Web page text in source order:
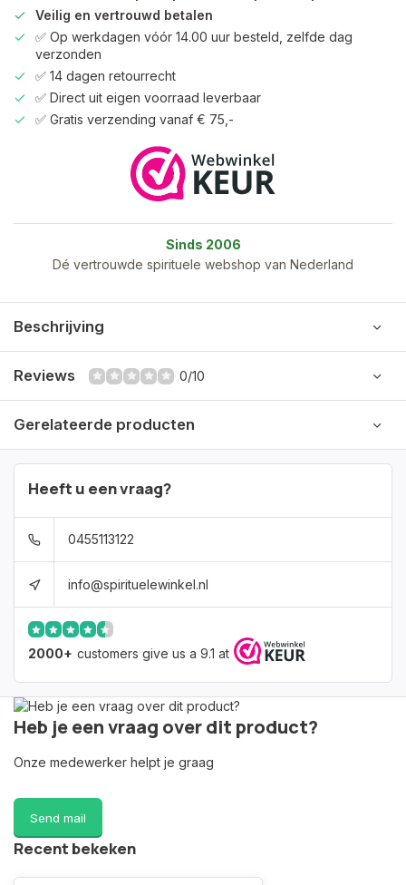
Veilig en vertrouwd betalen
✅ Op werkdagen vóór 14.00 uur besteld, zelfde dag
verzonden
✅ 14 dagen retourrecht
✅ Direct uit eigen voorraad leverbaar
✅ Gratis verzending vanaf € 75,-
Sinds 2006
Dé vertrouwde spirituele webshop van Nederland
Beschrijving
Reviews 0/10
Gerelateerde producten
Heeft u een vraag?
0455113122
info@spirituelewinkel.nl
2000+ customers give us a 9.1 at
Heb je een vraag over dit product?
Onze medewerker helpt je graag
Send mail
Recent bekeken